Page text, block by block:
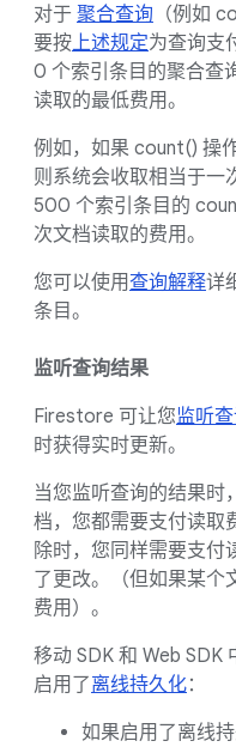
对于 聚合查询 （例如
要按上述规定为查询支
0 个索引条目的聚合查
读取的最低费用。
例如，如果 count() 操
则系统会收取相当于一
500 个索引条目的
次文档读取的费用。
您可以使用查询解释详
条目。
监听查询结果
Firestore 可让您监听
时获得实时更新。
当您监听查询的结果时
档，您都需要支付读取
除时，您同样需要支付
了更改。（但如果某个
费用）。
移动 SDK 和 Web SDK
启用了离线持久化：
如果启用了离线